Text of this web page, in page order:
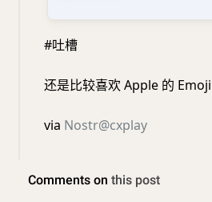
#吐槽
还是比较喜欢 Apple 的 Emoji
via Nostr@cxplay